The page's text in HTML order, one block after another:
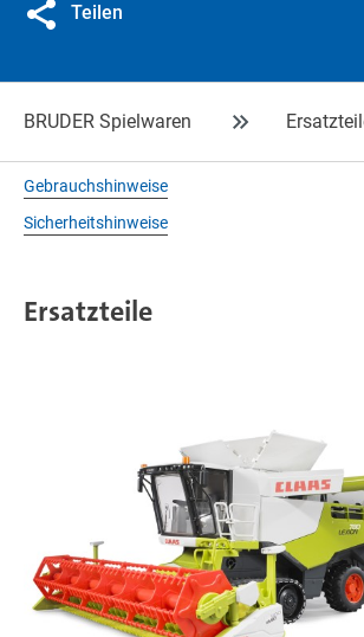
Teilen
BRUDER Spielwaren
Gebrauchshinweise
Sicherheitshinweise
Ersatzteile